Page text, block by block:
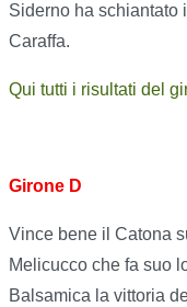
Siderno ha schiantato
Caraffa.
Qui tutti i risultati del
Girone D
Vince bene il Catona
Melicucco che fa suo
Balsamica la vittoria